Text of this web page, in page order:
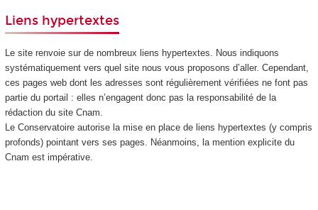
Liens hypertextes
Le site renvoie sur de nombreux liens hypertextes. Nous indiquons
systématiquement vers quel site nous vous proposons d’aller. Cependant,
ces pages web dont les adresses sont régulièrement vérifiées ne font pas
partie du portail : elles n’engagent donc pas la responsabilité de la
rédaction du site Cnam.
Le Conservatoire autorise la mise en place de liens hypertextes (y compris
profonds) pointant vers ses pages. Néanmoins, la mention explicite du
Cnam est impérative.